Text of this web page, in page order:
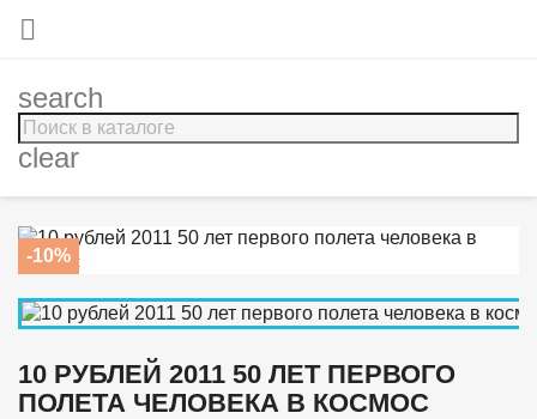

search
clear
-10%
10 РУБЛЕЙ 2011 50 ЛЕТ ПЕРВОГО
ПОЛЕТА ЧЕЛОВЕКА В КОСМОС